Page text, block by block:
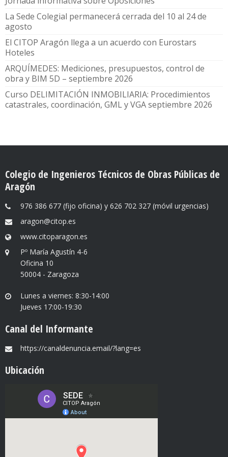
La Sede Colegial permanecerá cerrada del 10 al 24 de
agosto
El CITOP Aragón llega a un acuerdo con Eurostars
Hoteles
ARQUÍMEDES: Mediciones, presupuestos, control de
obra y BIM 5D – septiembre 2026
Curso DELIMITACIÓN INMOBILIARIA: Procedimientos
catastrales, coordinación, GML y VGA septiembre 2026
Colegio de Ingenieros Técnicos de Obras Públicas de
Aragón
976 386 677 (fijo oficina) y 626 702 327 (móvil urgencias)
aragon@citop.es
www.citoparagon.es
Pº María Agustín 4-6
Oficina 10
50004 - Zaragoza
Lunes a viernes: 8:30-14:00
Jueves 17:00-19:30
Canal del Informante
https://canaldenuncia.email/?lang=es
Ubicación